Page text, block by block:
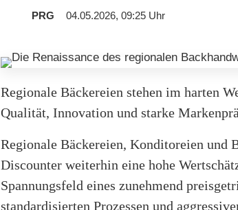
PRG 04.05.2026, 09:25 Uhr
Regionale Bäckereien stehen im harten
Qualität, Innovation und starke
Regionale Bäckereien, Konditoreien und
Discounter weiterhin eine hohe
Spannungsfeld eines zunehmend
standardisierten Prozessen und